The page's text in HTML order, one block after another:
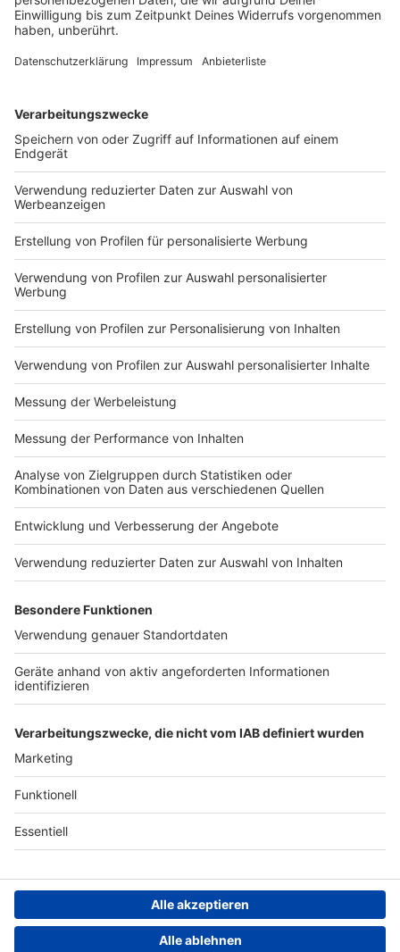
Seit dem 1. Mai ist Dominik Krause Münchner
Oberbürgermeister – als zweitjüngster Amtsinhaber
Bilanz.
DEINE GEMERKTEN ARTIKEL
Du hast dir noch keine Artikel gemerkt
Markiere sie hierfür mit einem
Impressum
Nutzungsbedingungen
Jobs
Presse
Werben
Archiv
ANTENNE BAYERN GROUP
Stiftung ANTENNE BAYERN
hilft
Teilnahmebedingungen
Grounding Page ANTENNE
BAYERN
Kontakt
Studio-Hotline
Verkehrs-Hotline
Datenschutz­erklärung
einstellungen
Persönliche Datenkontrolle
Newsletter